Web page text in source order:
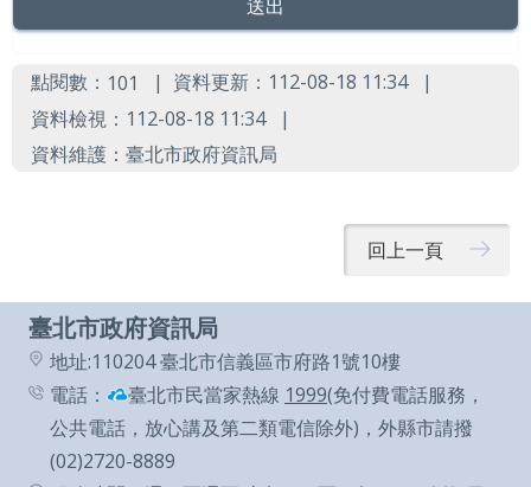
陳
情
系
問
答
點閱數： 101
資料更新：112-08-18 11:34
資料檢視：112-08-18 11:34
資料維護：臺北市政府資訊局
回上一頁
臺北市政府資訊局
地址:110204 臺北市信義區市府路1號10樓
電話：
臺北市民當家熱線 1999(免付費電話服務，
公共電話，放心講及第二類電信除外)，外縣市請撥
(02)2720-8889